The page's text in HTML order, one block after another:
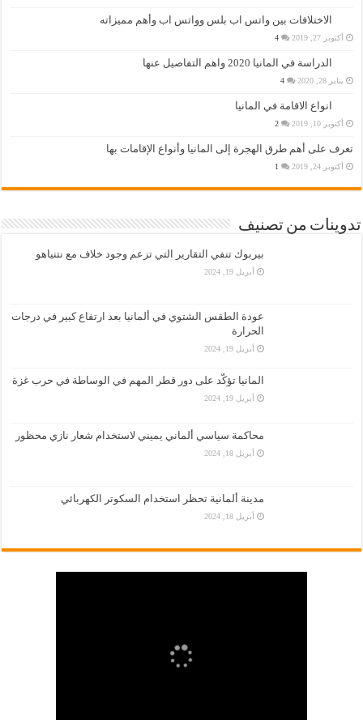
الاختلافات بين واتس اب بلس وواتس اب وأهم مميزاته
أكتوبر 27, 2019 4
الدراسة في المانيا 2020 واهم التفاصيل عنها
يناير 28, 2020 4
انواع الاقامة في المانيا
أكتوبر 10, 2019 2
تعرف على أهم طرق الهجرة إلى المانيا وأنواع الإقامات بها
أكتوبر 24, 2019 1
تدوينات من تصنيف
بيربوك تنفي التقارير التي تزعم وجود خلاف مع نتنياهو
أبريل 19, 2024
عودة الطقس الشتوي في ألمانيا بعد ارتفاع كبير في درجات
الحرارة
أبريل 19, 2024
المانيا تؤكّد على دور قطر المهم في الوساطة في حرب غزة
أبريل 19, 2024
محاكمة سياسي ألماني يميني لاستخدام شعار نازي محظور
أبريل 18, 2024
مدينة ألمانية تحظر استخدام السكوتر الكهربائي
أبريل 18, 2024